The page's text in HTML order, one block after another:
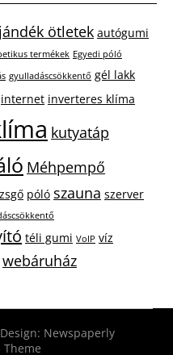
ötletek autógumi
termékek Egyedi póló
gyulladáscsökkentő gél lakk
internet inverteres klíma
kutyatáp
Méhpempő
póló szauna szerver
téli gumi VoIP víz
webáruház
Newspaperly
Theme